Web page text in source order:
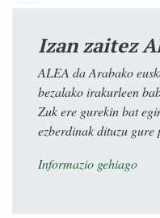
Izan zaitez
ALEA da Arabako
bezalako irakurleen
Zuk ere gurekin bat
ezberdinak dituzu gure
Informazio gehiago